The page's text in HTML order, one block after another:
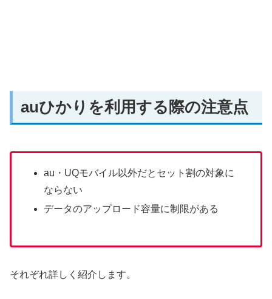
auひかりを利用する際の注意点
au・UQモバイル以外だとセット割の対象に
ならない
データのアップロード容量に制限がある
それぞれ詳しく紹介します。